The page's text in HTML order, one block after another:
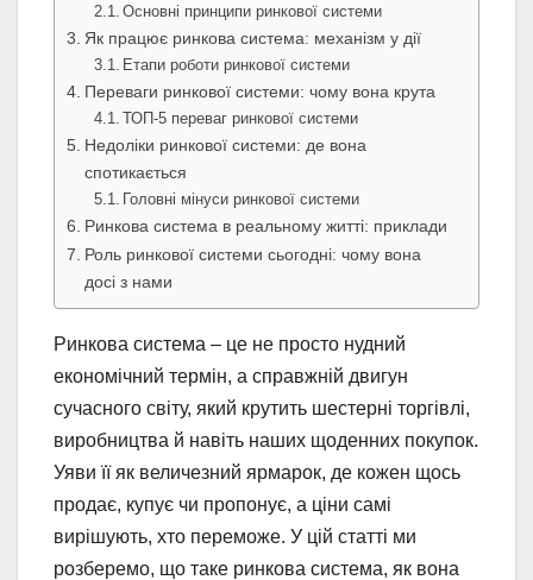
Основні принципи ринкової системи
Як працює ринкова система: механізм у дії
Етапи роботи ринкової системи
Переваги ринкової системи: чому вона крута
ТОП-5 переваг ринкової системи
Недоліки ринкової системи: де вона
спотикається
Головні мінуси ринкової системи
Ринкова система в реальному житті: приклади
Роль ринкової системи сьогодні: чому вона
досі з нами
Ринкова система – це не просто нудний
економічний термін, а справжній двигун
сучасного світу, який крутить шестерні торгівлі,
виробництва й навіть наших щоденних покупок.
Уяви її як величезний ярмарок, де кожен щось
продає, купує чи пропонує, а ціни самі
вирішують, хто переможе. У цій статті ми
розберемо, що таке ринкова система, як вона